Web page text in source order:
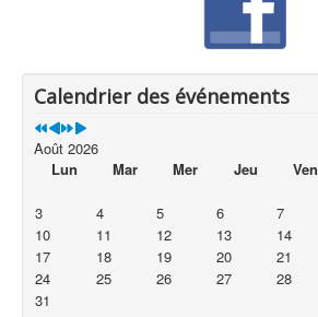
Calendrier des événements
Août 2026
Lun
Mar Mer Jeu Ven
3
4 5 6 7
10
11 12 13 14
17
18 19 20 21
24
25 26 27 28
31